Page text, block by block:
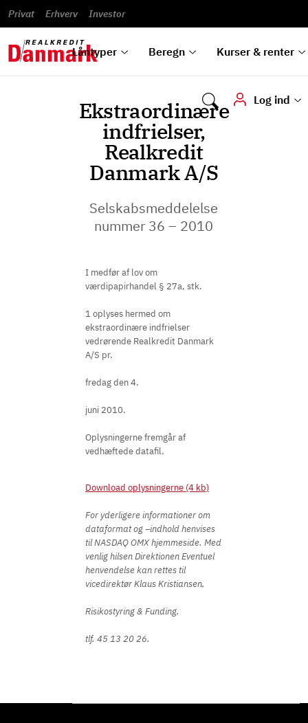
Privat Erhverv Investor
Låntyper Beregn Kurser & renter
Log ind
til bolig
Alle
låntyper
omlægning
Se alle
beregnere
Renteprognose
Bestil
kursovervågning
rentetilpasning
vilkår
Blanketter
Samarbejdspartnere
guides
hvad
vi kan
tilbyde
Ekstraordinære
indfrielser,
Realkredit
Danmark A/S
Selskabsmeddelelse
nummer 36 – 2010
I medfør af lov om
værdipapirhandel § 27a, stk.
1 oplyses hermed om
ekstraordinære indfrielser
vedrørende Realkredit Danmark
A/S pr.
fredag den 4.
juni 2010.
Oplysningerne fremgår af
vedhæftede datafil.
Download oplysningerne (4 kb)
For yderligere informationer om
dataformat og –indhold henvises
til NASDAQ OMX hjemmeside. Med
venlig hilsen Direktionen Eventuel
henvendelse kan rettes til
vicedirektør Klaus Kristiansen,
Risikostyring & Funding,
tlf. 45 13 20 26.